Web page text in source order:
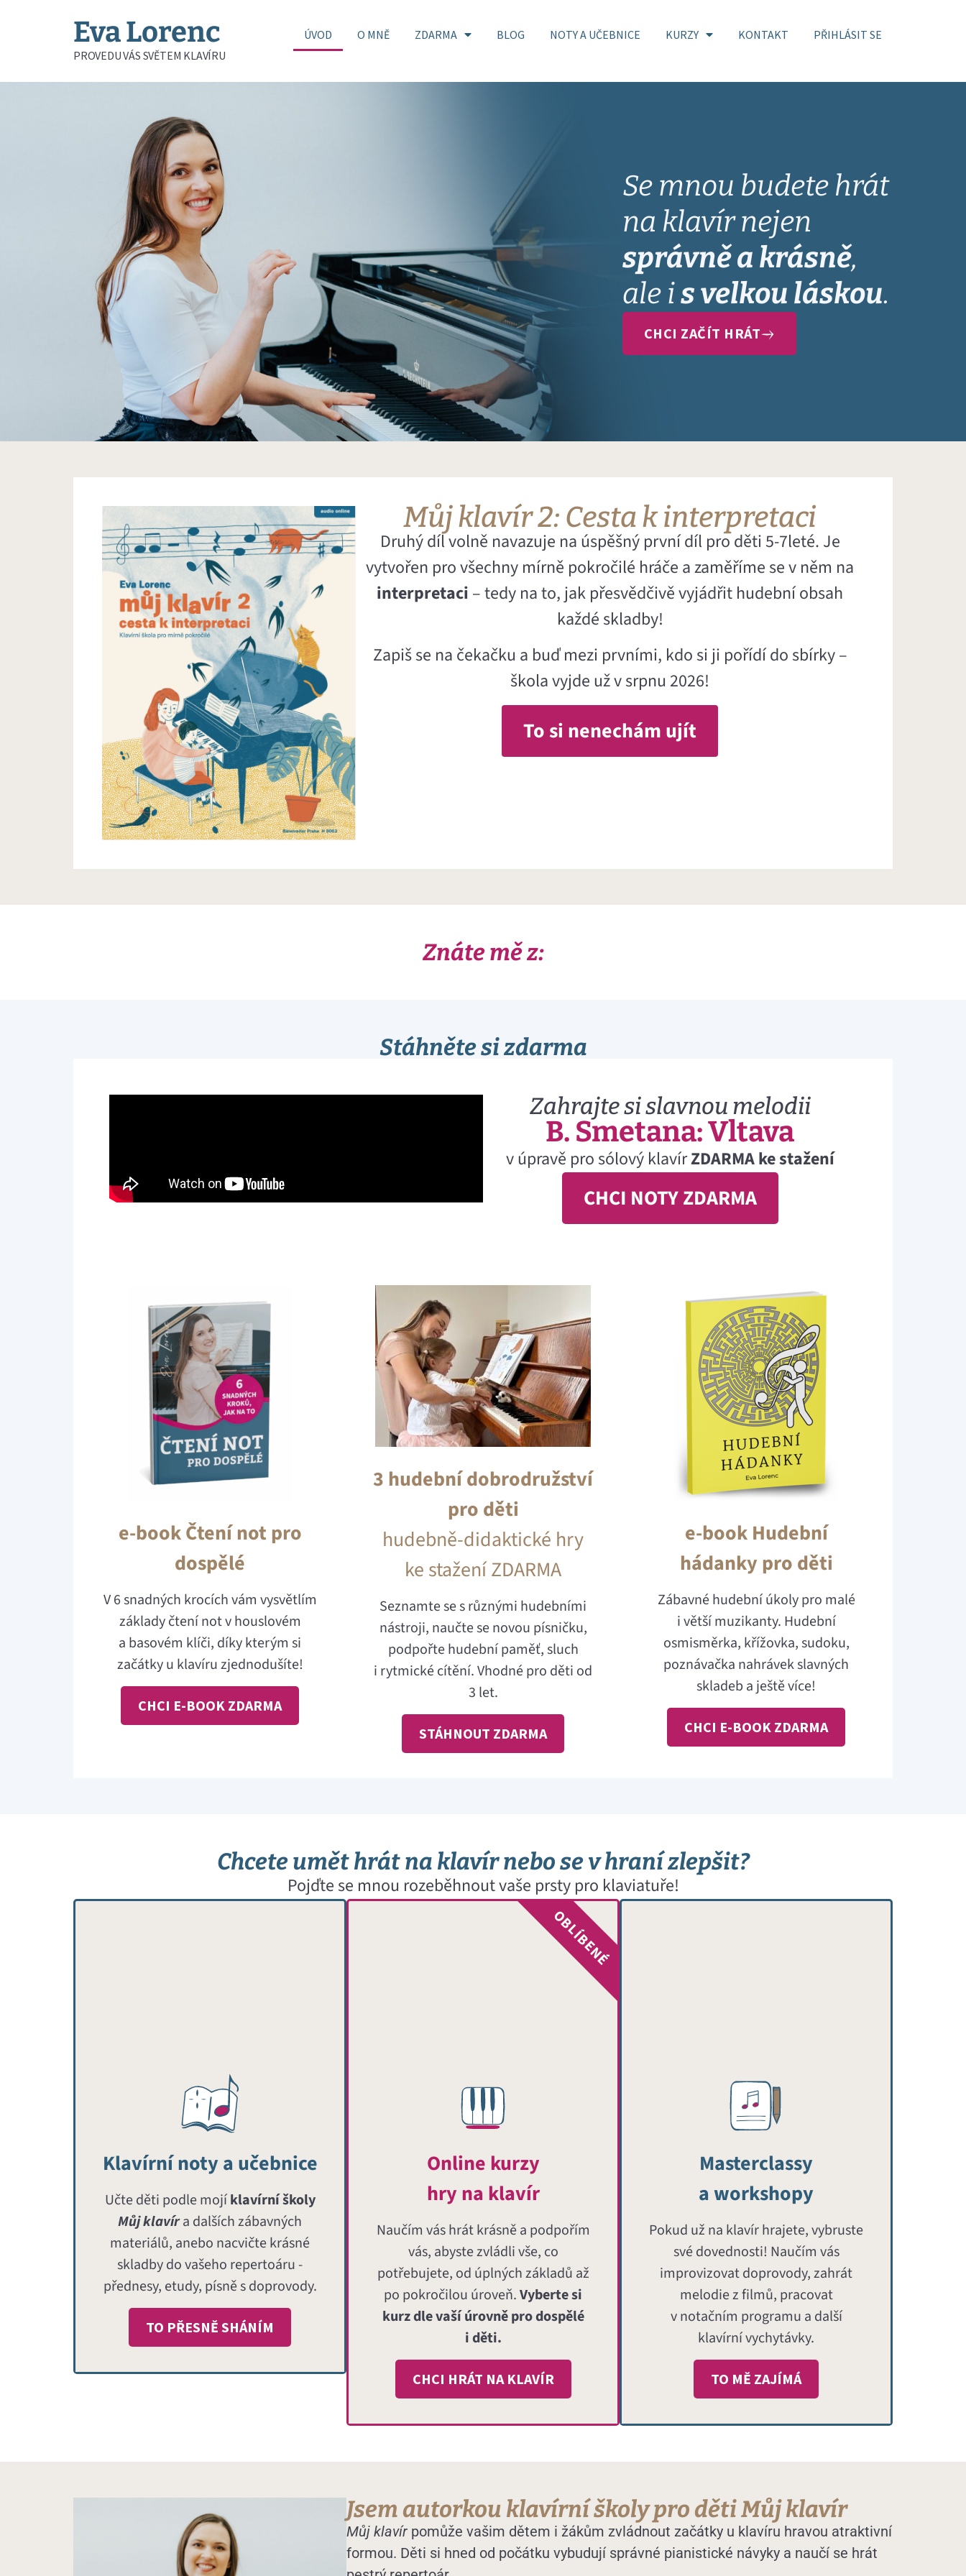
Eva Lorenc
PROVEDU VÁS SVĚTEM KLAVÍRU
ÚVOD O MNĚ ZDARMA BLOG NOTY A UČEBNICE KURZY KONTAKT PŘIHLÁSIT SE
Se mnou budete hrát
na klavír nejen
správně a krásně,
ale is velkou láskou.
CHCI ZAČÍT HRÁT
Můj klavír 2: Cesta k interpretaci
Druhý díl volně navazuje na úspěšný první díl pro děti 5-7leté. Je
vytvořen pro všechny mírně pokročilé hráče a zaměříme se v něm na
interpretaci – tedy na to, jak přesvědčivě vyjádřit hudební obsah
každé skladby!
Zapiš se na čekačku a buď mezi prvními, kdo si ji pořídí do sbírky –
škola vyjde už v srpnu 2026!
To si nenechám ujít
Znáte mě z:
Stáhněte si zdarma
Zahrajte si slavnou melodii
B. Smetana: Vltava
v úpravě pro sólový klavírZDARMA ke stažení
CHCI NOTY ZDARMA
e-book Čtení not pro
dospělé
V 6 snadných krocích vám vysvětlím
základy čtení not v houslovém
a basovém klíči, díky kterým si
začátky u klavíru zjednodušíte!
CHCI E-BOOK ZDARMA
3 hudební dobrodružství
pro děti
hudebně-didaktické hry
ke stažení ZDARMA
Seznamte se s různými hudebními
nástroji, naučte se novou písničku,
podpořte hudební paměť, sluch
i rytmické cítění. Vhodné pro děti od
3 let.
STÁHNOUT ZDARMA
e-book Hudební
hádanky pro děti
Zábavné hudební úkoly pro malé
i větší muzikanty. Hudební
osmisměrka, křížovka, sudoku,
poznávačka nahrávek slavných
skladeb a ještě více!
CHCI E-BOOK ZDARMA
Chcete umět hrát na klavír nebo se v hraní zlepšit?
Pojďte se mnou rozeběhnout vaše prsty pro klaviatuře!
Klavírní noty a učebnice
Učte děti podle mojíklavírní školy
Můj klavíra dalších zábavných
materiálů, anebo nacvičte krásné
skladby do vašeho repertoáru -
přednesy, etudy, písně s doprovody.
TO PŘESNĚ SHÁNÍM
Online kurzy
hry na klavír
Naučím vás hrát krásně a podpořím
vás, abyste zvládli vše, co
potřebujete, od úplných základů až
po pokročilou úroveň.Vyberte si
kurz dle vaší úrovně pro dospělé
i děti.
CHCI HRÁT NA KLAVÍR
OBLÍBENÉ
Masterclassy
a workshopy
Pokud už na klavír hrajete, vybruste
své dovednosti! Naučím vás
improvizovat doprovody, zahrát
melodie z filmů, pracovat
v notačním programu a další
klavírní vychytávky.
TO MĚ ZAJÍMÁ
Jsem autorkou klavírní školy pro děti Můj klavír
Můj klavírpomůže vašim dětem i žákům zvládnout začátky u klavíru hravou atraktivní
formou. Děti si hned od počátku vybudují správné pianistické návyky a naučí se hrát